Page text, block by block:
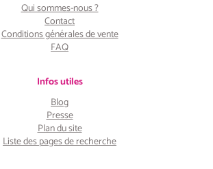
Qui sommes-nous ?
Contact
Conditions générales de vente
FAQ
Infos utiles
Blog
Presse
Plan du site
Liste des pages de recherche